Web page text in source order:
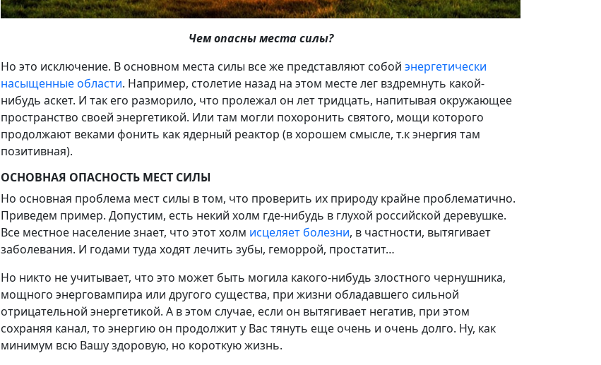
Чем опасны места силы?
Но это исключение. В основном места силы все же представляют собой энергетически
насыщенные области. Например, столетие назад на этом месте лег вздремнуть какой-
нибудь аскет. И так его разморило, что пролежал он лет тридцать, напитывая окружающее
пространство своей энергетикой. Или там могли похоронить святого, мощи которого
продолжают веками фонить как ядерный реактор (в хорошем смысле, т.к энергия там
позитивная).
ОСНОВНАЯ ОПАСНОСТЬ МЕСТ СИЛЫ
Но основная проблема мест силы в том, что проверить их природу крайне проблематично.
Приведем пример. Допустим, есть некий холм где-нибудь в глухой российской деревушке.
Все местное население знает, что этот холм исцеляет болезни, в частности, вытягивает
заболевания. И годами туда ходят лечить зубы, геморрой, простатит…
Но никто не учитывает, что это может быть могила какого-нибудь злостного чернушника,
мощного энерговампира или другого существа, при жизни обладавшего сильной
отрицательной энергетикой. А в этом случае, если он вытягивает негатив, при этом
сохраняя канал, то энергию он продолжит у Вас тянуть еще очень и очень долго. Ну, как
минимум всю Вашу здоровую, но короткую жизнь.